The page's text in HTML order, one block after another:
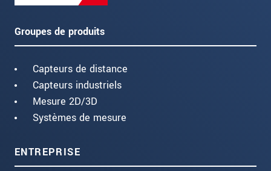
Groupes de produits
Capteurs de distance
Capteurs industriels
Mesure 2D/3D
Systèmes de mesure
ENTREPRISE